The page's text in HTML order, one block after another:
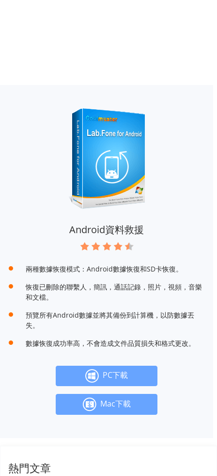
Android資料救援
兩種數據恢復模式：Android數據恢復和SD卡恢復。
恢復已刪除的聯繫人，簡訊，通話記錄，照片，視頻，音樂
和文檔。
預覽所有Android數據並將其備份到計算機，以防數據丟
失。
數據恢復成功率高，不會造成文件品質損失和格式更改。
PC下載
Mac下載
熱門文章